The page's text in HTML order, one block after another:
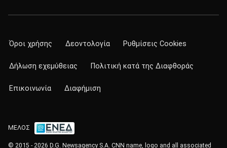
Όροι χρήσης Δεοντολογία Ρυθμίσεις Cookies
Δήλωση εχεμύθειας Πολιτική κατά της Διαφθοράς
Επικοινωνία Διαφήμιση
ΜΕΛΟΣ
© 2015 - 2026 D.G. Newsagency S.A. CNN name, logo and all associated